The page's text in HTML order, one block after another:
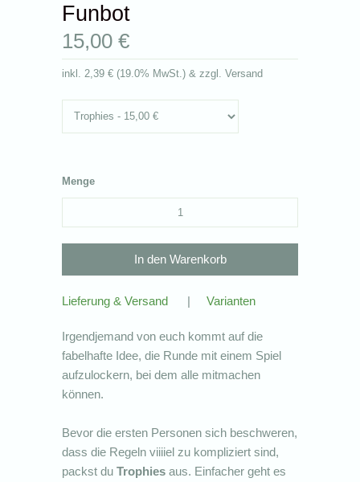
Funbot
15,00 €
inkl. 2,39 € (19.0% MwSt.) & zzgl. Versand
Menge
Lieferung & Versand | Varianten
Irgendjemand von euch kommt auf die
fabelhafte Idee, die Runde mit einem Spiel
aufzulockern, bei dem alle mitmachen
können.
Bevor die ersten Personen sich beschweren,
dass die Regeln viiiiel zu kompliziert sind,
packst duTrophies aus. Einfacher geht es